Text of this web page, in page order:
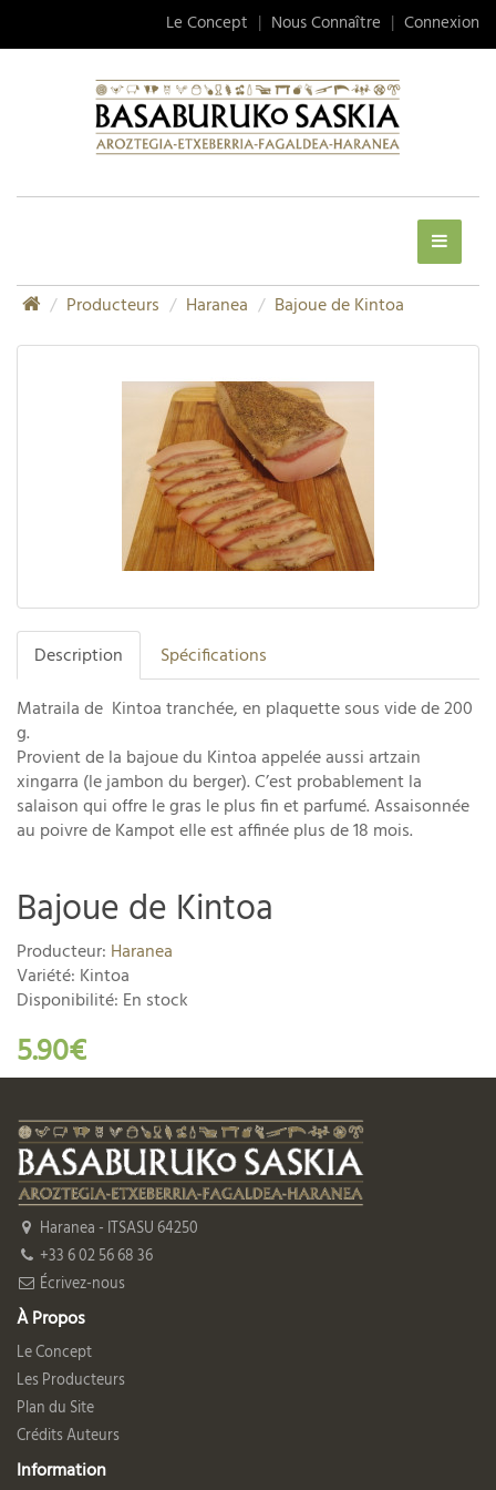
Le Concept Nous Connaître Connexion
Producteurs Haranea Bajoue de Kintoa
Description Spécifications
Matraila de Kintoa tranchée, en plaquette sous vide de 200
g.
Provient de la bajoue du Kintoa appelée aussi artzain
xingarra (le jambon du berger). C’est probablement la
salaison qui offre le gras le plus fin et parfumé. Assaisonnée
au poivre de Kampot elle est affinée plus de 18 mois.
Bajoue de Kintoa
Producteur: Haranea
Variété: Kintoa
Disponibilité: En stock
5.90€
Haranea - ITSASU 64250
+33 6 02 56 68 36
Écrivez-nous
À Propos
Le Concept
Les Producteurs
Plan du Site
Crédits Auteurs
Information